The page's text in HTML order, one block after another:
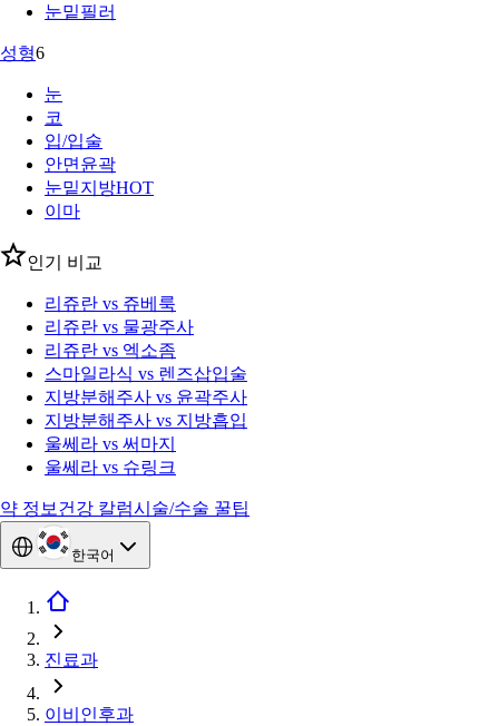
눈밑필러
성형6
눈
코
입/입술
안면윤곽
눈밑지방HOT
이마
인기 비교
리쥬란 vs 쥬베룩
리쥬란 vs 물광주사
리쥬란 vs 엑소좀
스마일라식 vs 렌즈삽입술
지방분해주사 vs 윤곽주사
지방분해주사 vs 지방흡입
울쎄라 vs 써마지
울쎄라 vs 슈링크
약 정보 건강 칼럼시술/수술 꿀팁
한국어
진료과
이비인후과